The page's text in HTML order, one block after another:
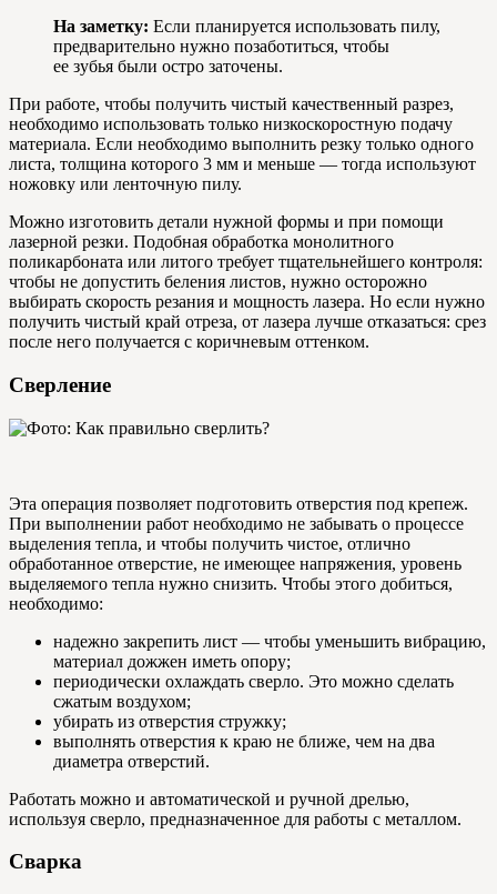
На заметку: Если планируется использовать пилу,
предварительно нужно позаботиться, чтобы
ее зубья были остро заточены.
При работе, чтобы получить чистый качественный разрез,
необходимо использовать только низкоскоростную подачу
материала. Если необходимо выполнить резку только одного
листа, толщина которого 3 мм и меньше — тогда используют
ножовку или ленточную пилу.
Можно изготовить детали нужной формы и при помощи
лазерной резки. Подобная обработка монолитного
поликарбоната или литого требует тщательнейшего контроля:
чтобы не допустить беления листов, нужно осторожно
выбирать скорость резания и мощность лазера. Но если нужно
получить чистый край отреза, от лазера лучше отказаться: срез
после него получается с коричневым оттенком.
Сверление
Эта операция позволяет подготовить отверстия под крепеж.
При выполнении работ необходимо не забывать о процессе
выделения тепла, и чтобы получить чистое, отлично
обработанное отверстие, не имеющее напряжения, уровень
выделяемого тепла нужно снизить. Чтобы этого добиться,
необходимо:
надежно закрепить лист — чтобы уменьшить вибрацию,
материал дожжен иметь опору;
периодически охлаждать сверло. Это можно сделать
сжатым воздухом;
убирать из отверстия стружку;
выполнять отверстия к краю не ближе, чем на два
диаметра отверстий.
Работать можно и автоматической и ручной дрелью,
используя сверло, предназначенное для работы с металлом.
Сварка